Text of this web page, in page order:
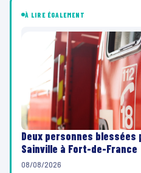
À LIRE ÉGALEMENT
Deux personnes
Sainville à Fort-de-France
08/08/2026